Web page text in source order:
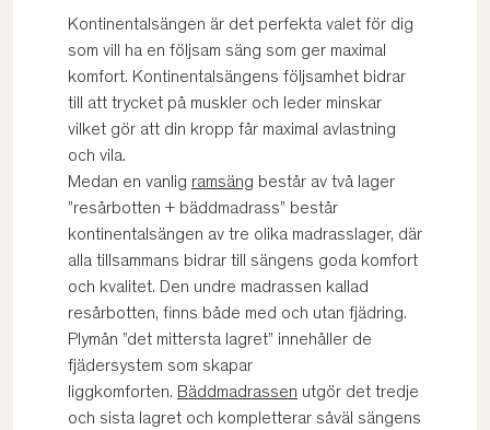
Kontinentalsängen är det perfekta valet för dig
som vill ha en följsam säng som ger maximal
komfort. Kontinentalsängens följsamhet bidrar
till att trycket på muskler och leder minskar
vilket gör att din kropp får maximal avlastning
och vila.
Medan en vanlig ramsäng består av två lager
”resårbotten + bäddmadrass” består
kontinentalsängen av tre olika madrasslager, där
alla tillsammans bidrar till sängens goda komfort
och kvalitet. Den undre madrassen kallad
resårbotten, finns både med och utan fjädring.
Plymån ”det mittersta lagret” innehåller de
fjädersystem som skapar
liggkomforten. Bäddmadrassen utgör det tredje
och sista lagret och kompletterar såväl sängens